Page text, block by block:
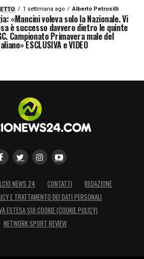
1 settimana ago Alberto Petrosilli
«Mancini voleva solo la Nazionale. Vi
è successo davvero dietro le quinte
Campionato Primavera male del
ESCLUSIVA e VIDEO
NEWS 24 CONTATTI
REDAZIONE
E TRATTAMENTO DEI DATI PERSONALI
ESTESA SUI COOKIE (COOKIE POLICY)
NETWORK SPORT REVIEW